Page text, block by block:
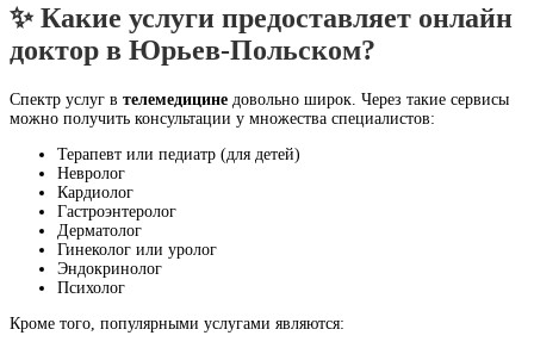
✨ Какие услуги предоставляет онлайн
доктор в Юрьев-Польском?
Спектр услуг в телемедицине довольно широк. Через такие сервисы
можно получить консультации у множества специалистов:
Терапевт или педиатр (для детей)
Невролог
Кардиолог
Гастроэнтеролог
Дерматолог
Гинеколог или уролог
Эндокринолог
Психолог
Кроме того, популярными услугами являются: